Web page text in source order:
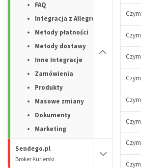
FAQ
Integracja z Allegro
Metody płatności
Metody dostawy
Inne Integracje
Zamówienia
Produkty
Masowe zmiany
Dokumenty
Marketing
Sendego.pl
Broker Kurierski
-
+